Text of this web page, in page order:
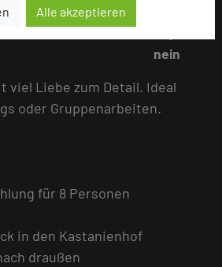
Alle akzeptieren
nein
viel Liebe zum Detail. Ideal
oder Gruppenarbeiten.
für 8 Personen
in den Kastanienhof
draußen